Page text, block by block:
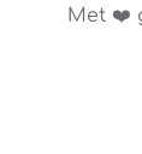
Met ❤️